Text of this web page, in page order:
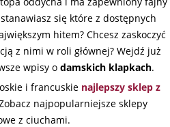
się które z dostępnych
hitem? Chcesz zaskoczyć
z nimi w roli głównej? Wejdź już
wpisy o damskich klapkach.
i francuskie najlepszy sklep z
najpopularniejsze sklepy
z ciuchami.